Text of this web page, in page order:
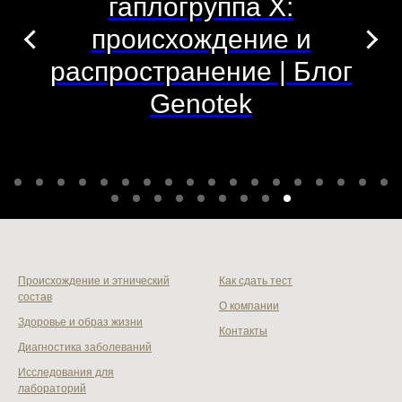
гаплогруппа X:
происхождение и
распространение | Блог
Genotek
Происхождение и этнический
состав
Здоровье и образ жизни
Диагностика заболеваний
Исследования для
лабораторий
Как сдать тест
О компании
Контакты